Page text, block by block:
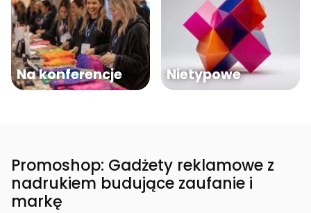
Na konferencje Nietypowe
Promoshop: Gadżety reklamowe z
nadrukiem budujące zaufanie i
markę